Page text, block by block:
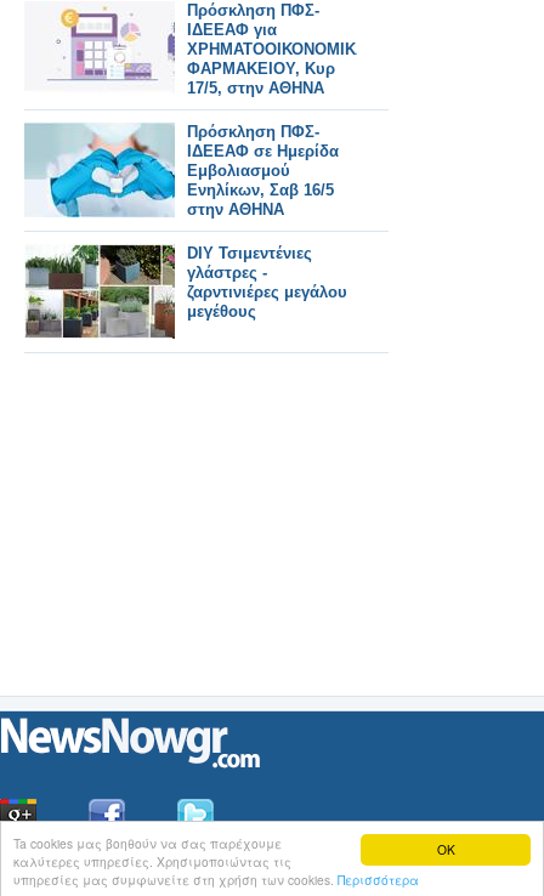
OK
Ta cookies μας βοηθούν να σας παρέχουμε
καλύτερες υπηρεσίες. Χρησιμοποιώντας τις
υπηρεσίες μας συμφωνείτε στη χρήση των cookies. Περισσότερα
Πρόσκληση ΠΦΣ-
ΙΔΕΕΑΦ για
ΧΡΗΜΑΤΟΟΙΚΟΝΟΜΙΚΑ
ΦΑΡΜΑΚΕΙΟΥ, Κυρ
17/5, στην ΑΘΗΝΑ
Πρόσκληση ΠΦΣ-
ΙΔΕΕΑΦ σε Ημερίδα
Εμβολιασμού
Ενηλίκων, Σαβ 16/5
στην ΑΘΗΝΑ
DIY Τσιμεντένιες
γλάστρες -
ζαρντινιέρες μεγάλου
μεγέθους
ΟιΕιδήσεις του NewsNowgr.com στοiNews
Σχετικά με το NewsNowgr.com | Αποποίηση Ευθυνών | Διαγραφή ή Τροποποίηση Άρθρων |